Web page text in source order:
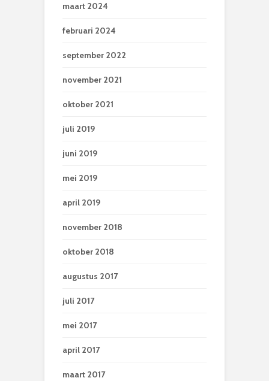
maart 2024
februari 2024
september 2022
november 2021
oktober 2021
juli 2019
juni 2019
mei 2019
april 2019
november 2018
oktober 2018
augustus 2017
juli 2017
mei 2017
april 2017
maart 2017